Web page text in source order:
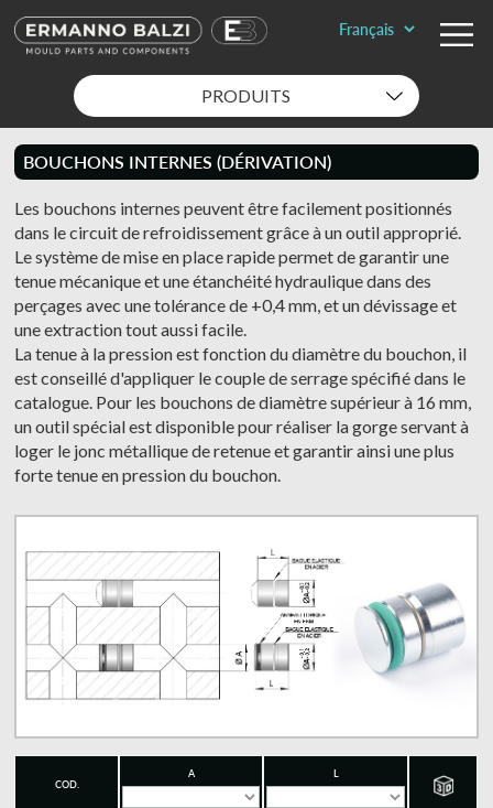
PRODUITS
BOUCHONS INTERNES (DÉRIVATION)
Les bouchons internes peuvent être facilement positionnés
dans le circuit de refroidissement grâce à un outil approprié.
Le système de mise en place rapide permet de garantir une
tenue mécanique et une étanchéité hydraulique dans des
perçages avec une tolérance de +0,4 mm, et un dévissage et
une extraction tout aussi facile.
La tenue à la pression est fonction du diamètre du bouchon, il
est conseillé d'appliquer le couple de serrage spécifié dans le
catalogue. Pour les bouchons de diamètre supérieur à 16 mm,
un outil spécial est disponible pour réaliser la gorge servant à
loger le jonc métallique de retenue et garantir ainsi une plus
forte tenue en pression du bouchon.
COD.
A L